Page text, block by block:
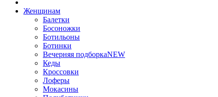
Женщинам
Балетки
Босоножки
Ботильоны
Ботинки
Вечерняя подборкаNEW
Кеды
Кроссовки
Лоферы
Мокасины